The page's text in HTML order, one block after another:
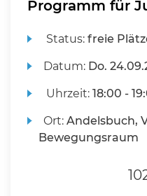
Programm für
Status:freie
Datum: Do.
Uhrzeit:18:00 -
Ort:Andelsbuch,
Bewegungsraum